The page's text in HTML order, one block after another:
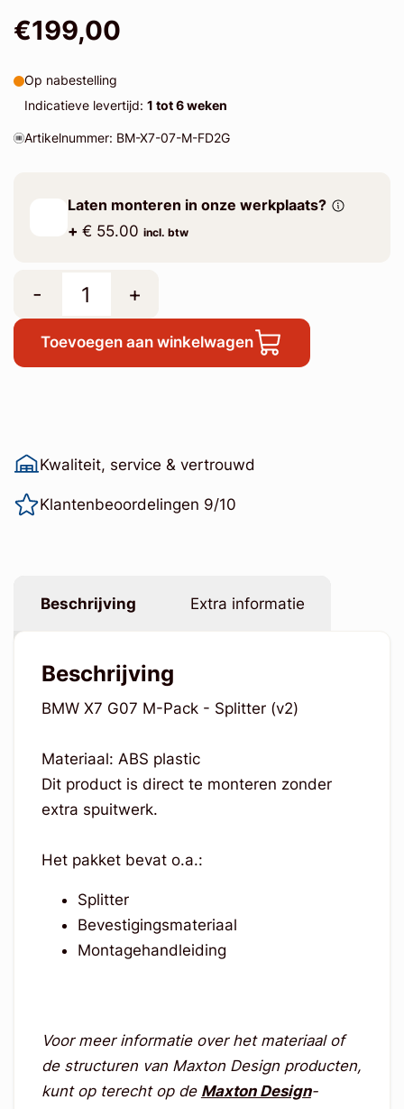
€199,00
Op nabestelling
Indicatieve levertijd: 1 tot 6 weken
Artikelnummer: BM-X7-07-M-FD2G
Laten monteren in onze werkplaats?
+ € 55.00 incl. btw
- +
Toevoegen aan winkelwagen
Kwaliteit, service & vertrouwd
Klantenbeoordelingen 9/10
Beschrijving Extra informatie
Beschrijving
BMW X7 G07 M-Pack - Splitter (v2)
Materiaal: ABS plastic
Dit product is direct te monteren zonder
extra spuitwerk.
Het pakket bevat o.a.:
Splitter
Bevestigingsmateriaal
Montagehandleiding
Voor meer informatie over het materiaal of
de structuren van Maxton Design producten,
kunt op terecht op de Maxton Design-